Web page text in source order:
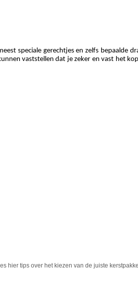
speciale gerechtjes en zelfs bepaalde
vaststellen dat je zeker en vast het
hier tips over het kiezen van de juiste